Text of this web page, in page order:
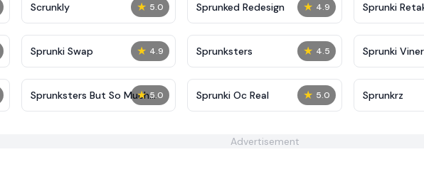
★ 5.0
Scrunkly ★ 4.9
Sprunked Redesign Sprunki
★ 4.9
Sprunki Swap ★ 4.5
Sprunksters Sprunki
★ 5.0
Sprunksters But So Much
Freakin
★ 5.0
Sprunki Oc Real Sprunkrz
Advertisement